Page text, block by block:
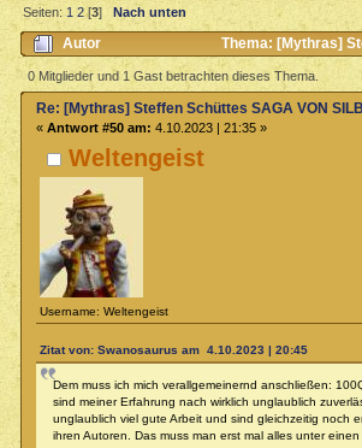
Seiten:1 2[3] Nach unten
Autor
Thema: [Mythras]
VON SILBER & WAHNSINN Crowdunding 2023
0 Mitglieder und 1 Gast betrachten dieses Thema.
Weltengeist
Username: Weltengeist
Re: [Mythras] Steffen Schüttes SAGA VON
« Antwort #50 am: 4.10.2023 | 21:35 »
Zitat von: Swanosaurus am 4.10.2023 | 20:45
Dem muss ich mich verallgemeinernd anschließen:
sind meiner Erfahrung nach wirklich unglaublich
unglaublich viel gute Arbeit und sind gleichzeitig noch
ihren Autoren. Das muss man erst mal alles unter